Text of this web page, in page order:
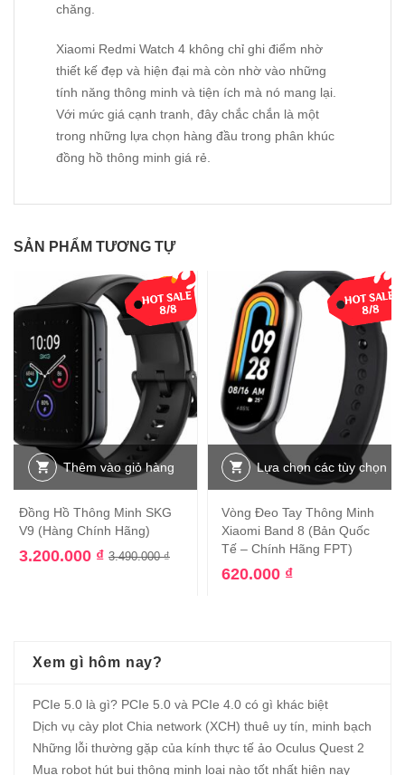
chăng.
Xiaomi Redmi Watch 4 không chỉ ghi điểm nhờ
thiết kế đẹp và hiện đại mà còn nhờ vào những
tính năng thông minh và tiện ích mà nó mang lại.
Với mức giá cạnh tranh, đây chắc chắn là một
trong những lựa chọn hàng đầu trong phân khúc
đồng hồ thông minh giá rẻ.
SẢN PHẨM TƯƠNG TỰ
-8%
Thêm vào giỏ hàng
Đồng Hồ Thông Minh SKG
V9 (Hàng Chính Hãng)
3.490.000₫
3.200.000 ₫
Lựa chọn các tùy chọn
Vòng Đeo Tay Thông Minh
Xiaomi Band 8 (Bản Quốc
Tế – Chính Hãng FPT)
620.000 ₫
Xem gì hôm nay?
PCIe 5.0 là gì? PCIe 5.0 và PCIe 4.0 có gì khác biệt
Dịch vụ cày plot Chia network (XCH) thuê uy tín, minh bạch
Những lỗi thường gặp của kính thực tế ảo Oculus Quest 2
Mua robot hút bụi thông minh loại nào tốt nhất hiện nay